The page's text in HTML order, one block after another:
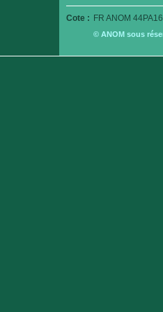
Cote : FR ANOM
© ANOM sous